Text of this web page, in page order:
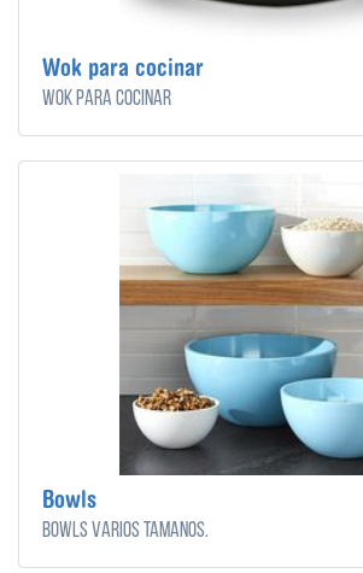
Wok para cocinar
Wok para cocinar
Bowls
Bowls varios tamaños.